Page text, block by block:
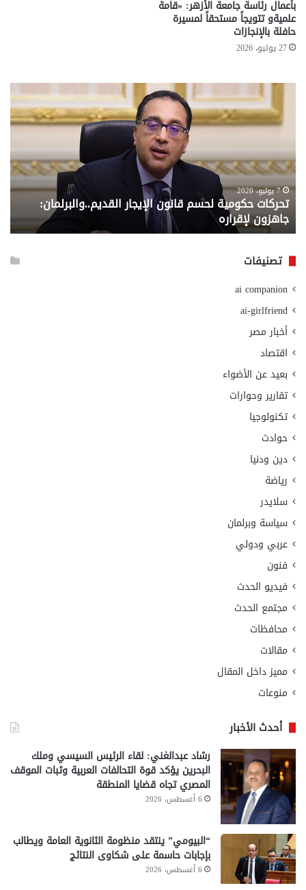
بأعمال رئاسة جامعة الأزهر: «قامة
علميةو تتويجاً مستحقاً لمسيرة
حافلة بالإنجازات
27 يوليو، 2026
تحركات
حكومية
لحسم
قانون
القديم..والبرلمان:
جاهزون
لإقراره
7 يوليو، 2020
تحركات حكومية لحسم قانون الإيجار القديم..والبرلمان:
جاهزون لإقراره
..
من
تصنيفات
ai companion
ai-girlfriend
أخبار مصر
اقتصاد
بعيد عن الأضواء
تقارير وحوارات
تكنولوجيا
حوادث
دين ودنيا
رياضة
سلايدر
سياسة وبرلمان
عربي ودولي
فنون
فيديو الحدث
مجتمع الحدث
محافظات
مقالات
مميز داخل المقال
منوعات
أحدث الأخبار
رشاد عبدالغني: لقاء الرئيس السيسي وملك
البحرين يؤكد قوة التحالفات العربية وثبات الموقف
المصري تجاه قضايا المنطقة
6 أغسطس، 2026
“البيومي” ينتقد منظومة الثانوية العامة ويطالب
بإجابات حاسمة على شكاوى النتائج
6 أغسطس، 2026